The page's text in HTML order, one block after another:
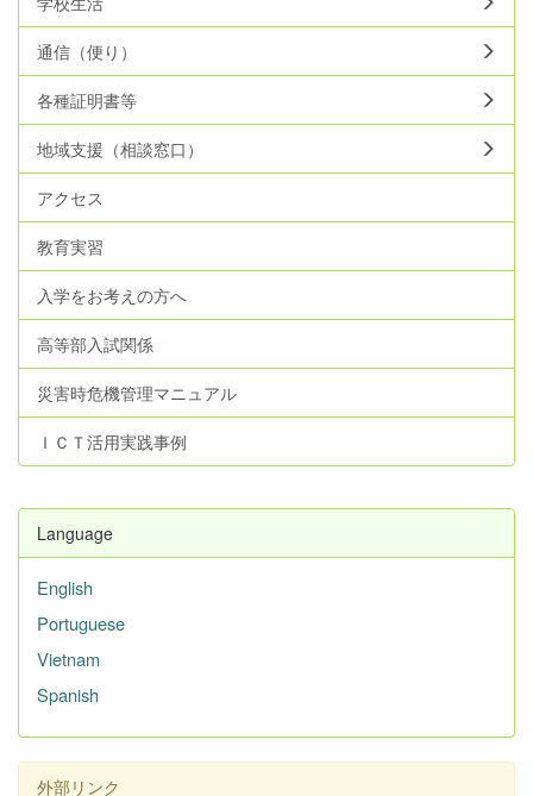
通信（便り）
各種証明書等
地域支援（相談窓口）
アクセス
教育実習
入学をお考えの方へ
高等部入試関係
災害時危機管理マニュアル
ＩＣＴ活用実践事例
Language
English
Portuguese
Vietnam
Spanish
外部リンク